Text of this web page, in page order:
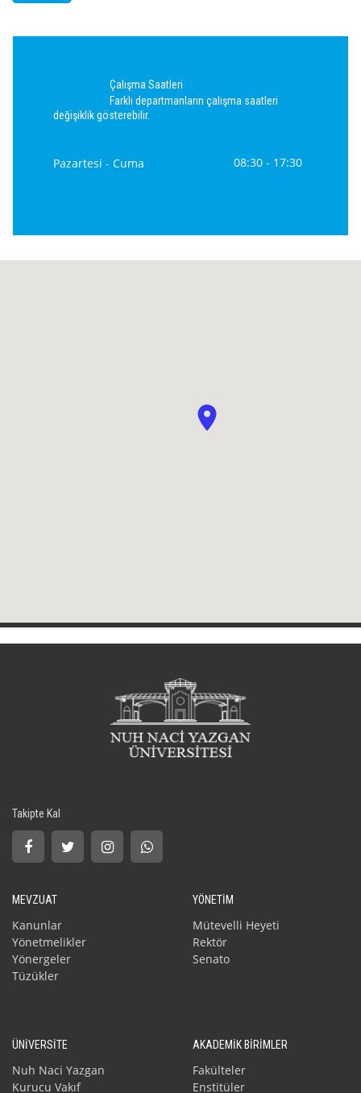
Çalışma Saatleri
Farklı departmanların çalışma saatleri
değişiklik gösterebilir.
08:30 - 17:30
Pazartesi - Cuma
Takipte Kal
MEVZUAT
Kanunlar
Yönetmelikler
Yönergeler
Tüzükler
YÖNETİM
Mütevelli Heyeti
Rektör
Senato
ÜNİVERSİTE
Nuh Naci Yazgan
Kurucu Vakıf
AKADEMİK BİRİMLER
Fakülteler
Enstitüler